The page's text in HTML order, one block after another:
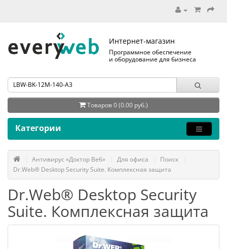
Интернет-магазин
Программное обеспечение
и оборудование для бизнеса
Товаров 0 (0.00 руб.)
Категории
Антивирус «Доктор Веб» Для офиса
Поиск
Dr.Web® Desktop Security Suite. Комплексная защита
Dr.Web® Desktop Security
Suite. Комплексная защита